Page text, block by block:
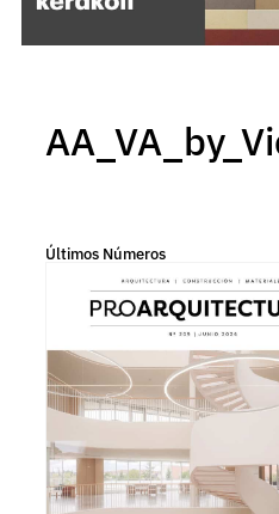
Últimos Números